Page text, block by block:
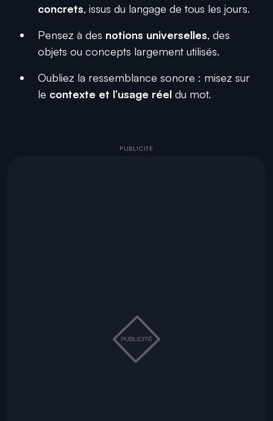
concrets, issus du langage de tous les jours.
Pensez à des notions universelles, des
objets ou concepts largement utilisés.
Oubliez la ressemblance sonore : misez sur
le contexte et l’usage réel du mot.